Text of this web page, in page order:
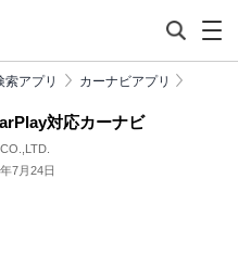
索アプリ カーナビアプリ
対応カーナビ
7月24日